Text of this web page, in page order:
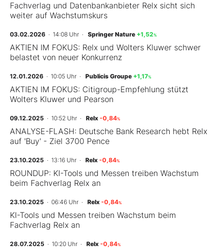
Folgen Sie uns
Kontakt
Fachverlag und Datenbankanbieter Relx sicht sich
weiter auf Wachstumskurs
03.02.2026 · 14:08 Uhr · Springer Nature +1,52%
AKTIEN IM FOKUS: Relx und Wolters Kluwer schwer
belastet von neuer Konkurrenz
12.01.2026 · 10:05 Uhr · Publicis Groupe +1,17%
AKTIEN IM FOKUS: Citigroup-Empfehlung stützt
Wolters Kluwer und Pearson
09.12.2025 · 10:52 Uhr · Relx -0,84%
ANALYSE-FLASH: Deutsche Bank Research hebt Relx
auf 'Buy' - Ziel 3700 Pence
23.10.2025 · 13:16 Uhr · Relx -0,84%
ROUNDUP: KI-Tools und Messen treiben Wachstum
beim Fachverlag Relx an
23.10.2025 · 06:46 Uhr · Relx -0,84%
KI-Tools und Messen treiben Wachstum beim
Fachverlag Relx an
28.07.2025 · 10:20 Uhr · Relx -0,84%